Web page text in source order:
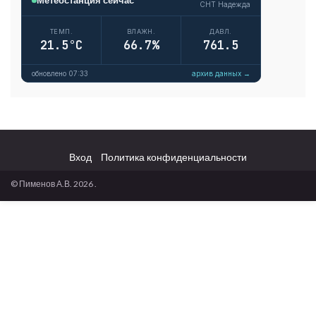
Вход Политика конфиденциальности
© Пименов А.В. 2026 .